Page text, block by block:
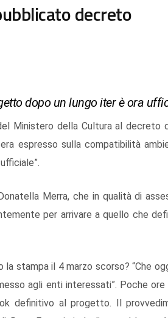
decreto
dopo un lungo iter è ora
Ministero della Cultura al decreto
espresso sulla compatibilità
Merra, che in qualità di
per arrivare a quello che
stampa il 4 marzo scorso? “Che
agli enti interessati”. Poche
definitivo al progetto. Il